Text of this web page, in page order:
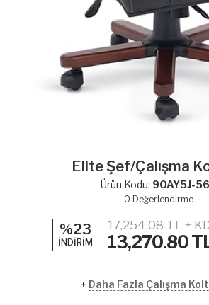
Elite Şef/Çalışma
Ürün Kodu: 9OAY5J-
0 Değerlendirme
%23
İNDİRİM
17,254.08 TL +
13,270.80
+ Daha Fazla Çalışma